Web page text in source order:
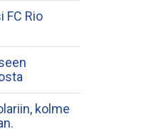
FC Rio
kolme